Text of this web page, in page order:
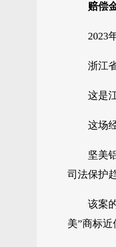
赔偿
2023
浙江
这是
这场
坚美
司法保护
该案
美”商标